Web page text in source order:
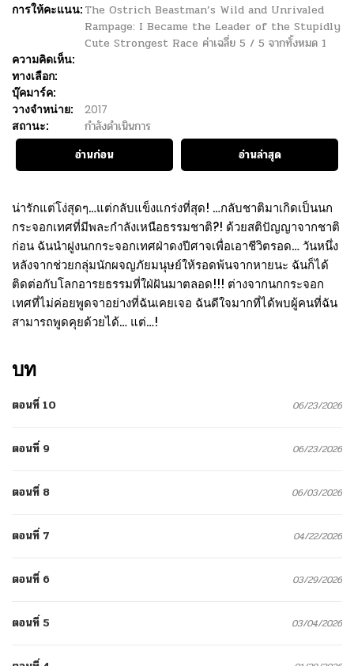
การให้คะแนน: The Ostrich Beastman’s Wild and Unrivaled
Rampage: I Became the Leader of the Stupidly
Cute Strongest Race ค่าเฉลี่ย 5 / 5 จากทั้งหมด 1
ความคิดเห็น:
ทางเลือก:
บุ๊คมาร์ค:
วางจำหน่าย:
2017
สถานะ:
กำลังดำเนินการ
อ่านก่อน
อ่านล่าสุด
น่ารักแต่โง่สุดๆ…แต่กลับแข็งแกร่งที่สุด! …กลับชาติมาเกิดเป็นนก
กระจอกเทศที่มีพละกำลังเหนือธรรมชาติ?! ด้วยสติปัญญาจากชาติ
ก่อน ฉันนำฝูงนกกระจอกเทศฝ่าดงปีศาจเพื่อเอาชีวิตรอด… วันหนึ่ง
หลังจากช่วยกลุ่มนักผจญภัยมนุษย์ให้รอดพ้นจากหายนะ ฉันก็ได้
ติดต่อกับโลกอารยธรรมที่ใฝ่ฝันมาตลอด!!! ต่างจากนกกระจอก
เทศที่ไม่ค่อยพูดจาอย่างที่ฉันเคยเจอ ฉันดีใจมากที่ได้พบผู้คนที่ฉัน
สามารถพูดคุยด้วยได้… แต่…!
บท
ตอนที่ 10 06/23/2026
ตอนที่ 9 06/23/2026
ตอนที่ 8 06/03/2026
ตอนที่ 7 04/22/2026
ตอนที่ 6 03/29/2026
ตอนที่ 5 03/04/2026